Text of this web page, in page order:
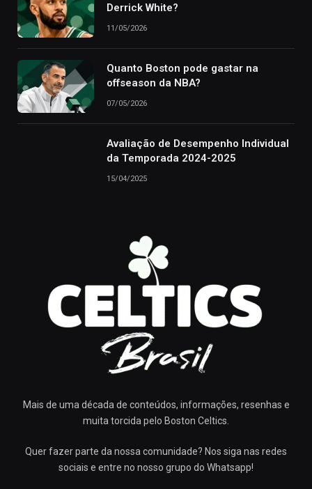
Derrick White?
11/05/2026
Quanto Boston pode gastar na
offseason da NBA?
07/05/2026
Avaliação de Desempenho Individual
da Temporada 2024-2025
15/04/2025
Mais de uma década de conteúdos, informações, resenhas e
muita torcida pelo Boston Celtics.
Quer fazer parte da nossa comunidade? Nos siga nas redes
sociais e entre no nosso grupo do Whatsapp!